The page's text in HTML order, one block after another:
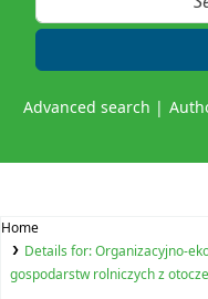
Advanced search
Home
Details for:Organizacyjno-
gospodarstw rolniczych z